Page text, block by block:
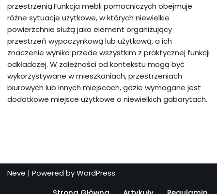
przestrzenią.Funkcja mebli pomocniczych obejmuje
różne sytuacje użytkowe, w których niewielkie
powierzchnie służą jako element organizujący
przestrzeń wypoczynkową lub użytkową, a ich
znaczenie wynika przede wszystkim z praktycznej funkcji
odkładczej. W zależności od kontekstu mogą być
wykorzystywane w mieszkaniach, przestrzeniach
biurowych lub innych miejscach, gdzie wymagane jest
dodatkowe miejsce użytkowe o niewielkich gabarytach.
Neve | Powered byWordPress